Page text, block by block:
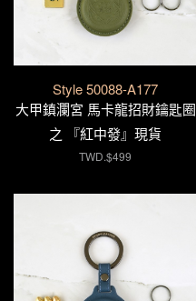
Style 50088-A177
大甲鎮瀾宮 馬卡龍招財鑰匙圈
之 『紅中發』現貨
TWD.$499